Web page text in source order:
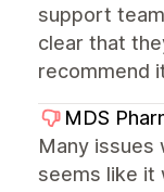
support
clear that
recommend
MDS
Many issues
seems like it